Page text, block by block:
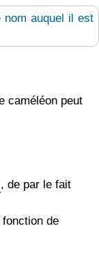
auquel il est
caméléon peut
, de par le fait
de